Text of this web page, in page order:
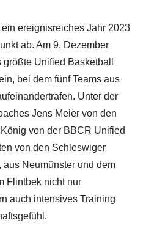
ereignisreiches Jahr 2023
ab. Am 9. Dezember
Unified Basketball
bei dem fünf Teams aus
Unter der
Jens Meier von den
von der BBCR Unified
von den Schleswiger
aus Neumünster und dem
Flintbek nicht nur
auch intensives Training